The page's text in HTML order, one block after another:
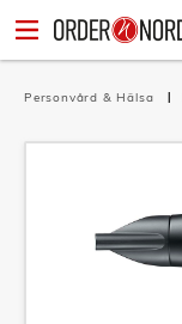
Personvård & Hälsa